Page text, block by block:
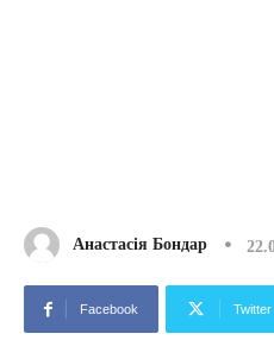
Анастасія Бондар
Facebook Twitter